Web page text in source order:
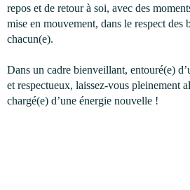
repos et de retour à soi, avec des
mise en mouvement, dans le respect des
chacun(e).
Dans un cadre bienveillant, entouré(e)
et respectueux, laissez-vous pleinement
chargé(e) d’une énergie nouvelle !